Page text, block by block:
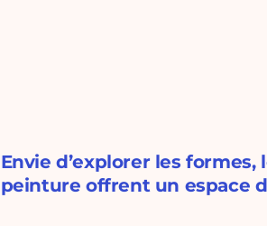
Envie d’explorer les
peinture offrent un espace